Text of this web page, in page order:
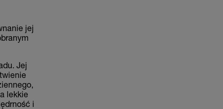
jej
Jej
lekkie
i